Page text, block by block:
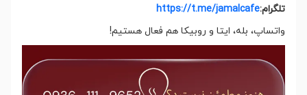
تلگرام:https://t.me/jamalcafe
واتساپ، بله، ایتا و روبیکا هم فعال هستیم!